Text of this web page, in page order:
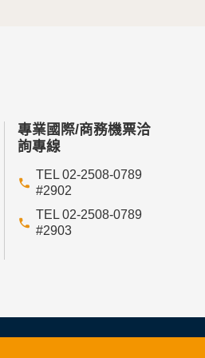
專業國際/商務機票洽
詢專線
TEL 02-2508-0789
#2902
TEL 02-2508-0789
#2903